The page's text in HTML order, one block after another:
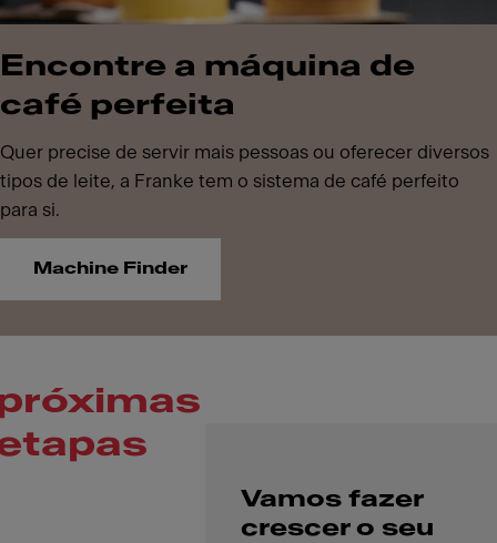
Encontre a máquina de
café perfeita
Quer precise de servir mais pessoas ou oferecer diversos
tipos de leite, a Franke tem o sistema de café perfeito
para si.
Machine Finder
Vamos fazer
crescer o seu